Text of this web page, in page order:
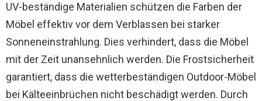
UV-beständige Materialien schützen die Farben der
Möbel effektiv vor dem Verblassen bei starker
Sonneneinstrahlung. Dies verhindert, dass die Möbel
mit der Zeit unansehnlich werden. Die Frostsicherheit
garantiert, dass die wetterbeständigen Outdoor-Möbel
bei Kälteeinbrüchen nicht beschädigt werden. Durch